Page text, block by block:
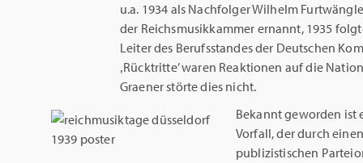
u.a. 1934 als Nachfolger Wilhelm
der Reichsmusikkammer ernannt, 1935
Leiter des Berufsstandes der Deutschen
‚Rücktritte’ waren Reaktionen auf die
Graener störte dies nicht.
Bekannt geworden ist
Vorfall, der durch
publizistischen